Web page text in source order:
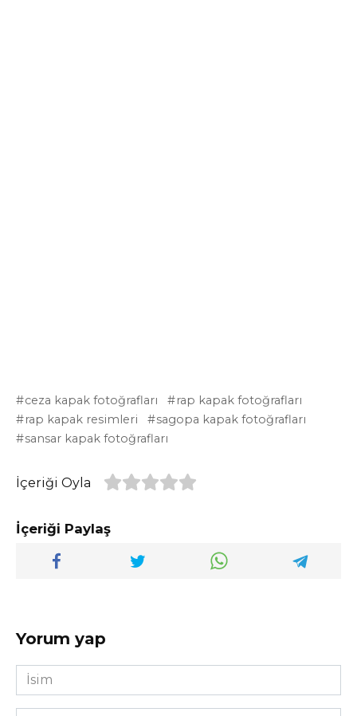
ceza kapak fotoğrafları
rap kapak fotoğrafları
rap kapak resimleri
sagopa kapak fotoğrafları
sansar kapak fotoğrafları
İçeriği Oyla
İçeriği Paylaş
Yorum yap
İsim
*